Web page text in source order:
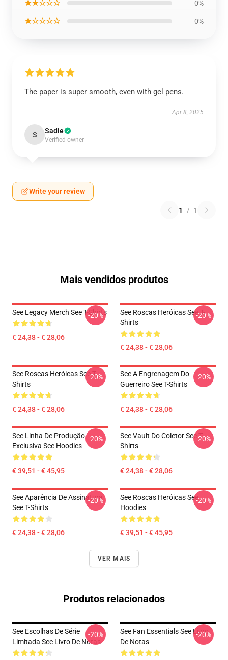
★★☆☆☆ 0%
★☆☆☆☆ 0%
The paper is super smooth, even with gel pens.
Apr 8, 2025
S Sadie
Verified owner
Write your review
1 / 1
Mais vendidos produtos
See Legacy Merch See T-Shirts
€ 24,38 - € 28,06
-20%
See Roscas Heróicas See T-
Shirts
€ 24,38 - € 28,06
-20%
See Roscas Heróicas See T-
Shirts
€ 24,38 - € 28,06
-20%
See A Engrenagem Do
Guerreiro See T-Shirts
€ 24,38 - € 28,06
-20%
See Linha De Produção
Exclusiva See Hoodies
€ 39,51 - € 45,95
-20%
See Vault Do Coletor See T-
Shirts
€ 24,38 - € 28,06
-20%
See Aparência De Assinatura
See T-Shirts
€ 24,38 - € 28,06
-20%
See Roscas Heróicas See
Hoodies
€ 39,51 - € 45,95
-20%
VER MAIS
Produtos relacionados
See Escolhas De Série
Limitada See Livro De Notas
-20%
See Fan Essentials See Livro
De Notas
-20%